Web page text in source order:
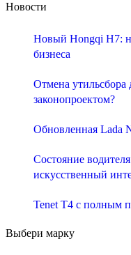
Новости
Новый Hongqi H7:
бизнеса
Отмена утильсбора
законопроектом?
Обновленная Lada
Состояние
искусственный
Tenet T4 с полным
Выбери марку